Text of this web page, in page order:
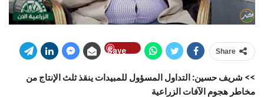
Share
Save
>> شريف حسين: التداول المسؤول للمبيدات ينقذ ثلث الإنتاج من
مخاطر هجوم الآفات الزراعية